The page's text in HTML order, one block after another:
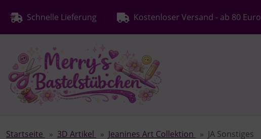
Sprungnavigation
Schnelle Lieferung Kostenloser Versand - ab 80 Euro
Startseite 3D Artikel Jeanines Art Collektion JA Sonstiges